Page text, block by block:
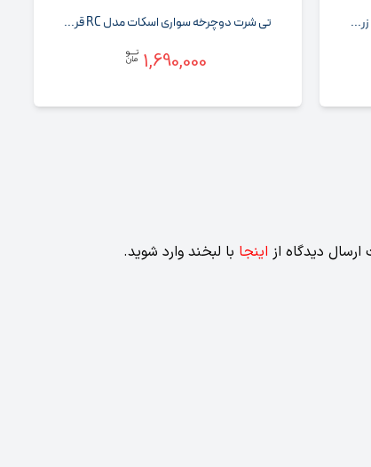
تی شرت دوچرخه سواری اسکات مدل RC قر...
1,690,000
دیدگاه از اینجا با لبخند وارد شوید.